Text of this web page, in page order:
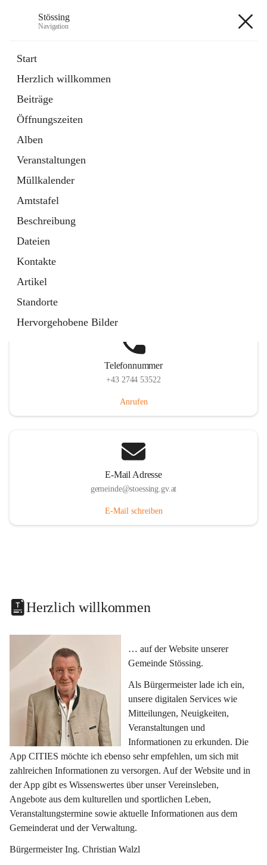
Stössing
Navigation
Start
Herzlich willkommen
Beiträge
Öffnungszeiten
Alben
Veranstaltungen
Müllkalender
Amtstafel
Beschreibung
Dateien
Kontakte
Artikel
Standorte
Hervorgehobene Bilder
Datei
in
Tab
Kindergarten
öffnet
in
neuem
Tab
Telefonnummer
+43 2744 53522
Anrufen
E-Mail Adresse
gemeinde@stoessing.gv.at
E-Mail schreiben
Herzlich willkommen
… auf der Website unserer
Gemeinde Stössing.
Als Bürgermeister lade ich ein,
unsere digitalen Services wie
Mitteilungen, Neuigkeiten,
Veranstaltungen und
Informationen zu erkunden. Die
App CITIES möchte ich ebenso sehr empfehlen, um sich mit
zahlreichen Informationen zu versorgen. Auf der Website und in
der App gibt es Wissenswertes über unser Vereinsleben,
Angebote aus dem kulturellen und sportlichen Leben,
Veranstaltungstermine sowie aktuelle Informationen aus dem
Gemeinderat und der Verwaltung.
Bürgermeister Ing. Christian Walzl